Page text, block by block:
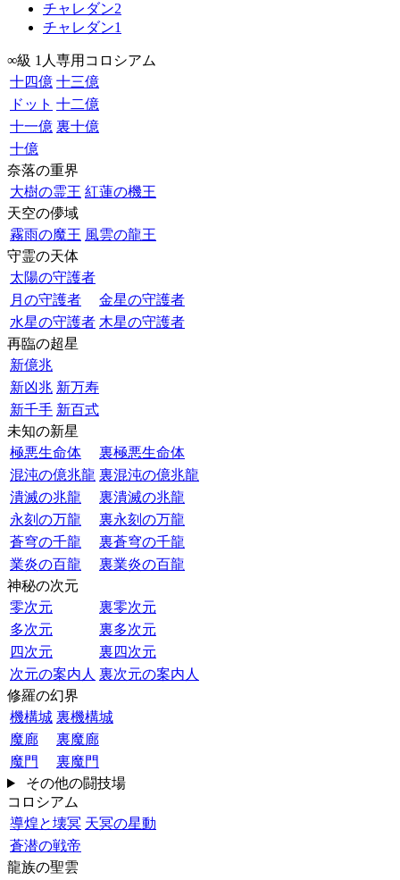
チャレダン2
チャレダン1
∞級 1人専用コロシアム
十四億 十三億
ドット 十二億
十一億 裏十億
十億
奈落の重界
大樹の霊王 紅蓮の機王
天空の儚域
霧雨の魔王 風雲の龍王
守霊の天体
太陽の守護者
月の守護者
金星の守護者
水星の守護者 木星の守護者
再臨の超星
新億兆
新凶兆 新万寿
新千手 新百式
未知の新星
極悪生命体
裏極悪生命体
混沌の億兆龍 裏混沌の億兆龍
潰滅の兆龍
裏潰滅の兆龍
永刻の万龍
裏永刻の万龍
蒼穹の千龍
裏蒼穹の千龍
業炎の百龍
裏業炎の百龍
神秘の次元
零次元
裏零次元
多次元
裏多次元
四次元
裏四次元
次元の案内人 裏次元の案内人
修羅の幻界
機構城 裏機構城
魔廊
裏魔廊
魔門
裏魔門
その他の闘技場
コロシアム
導煌と壊冥 天冥の星動
蒼潜の戦帝
龍族の聖雲